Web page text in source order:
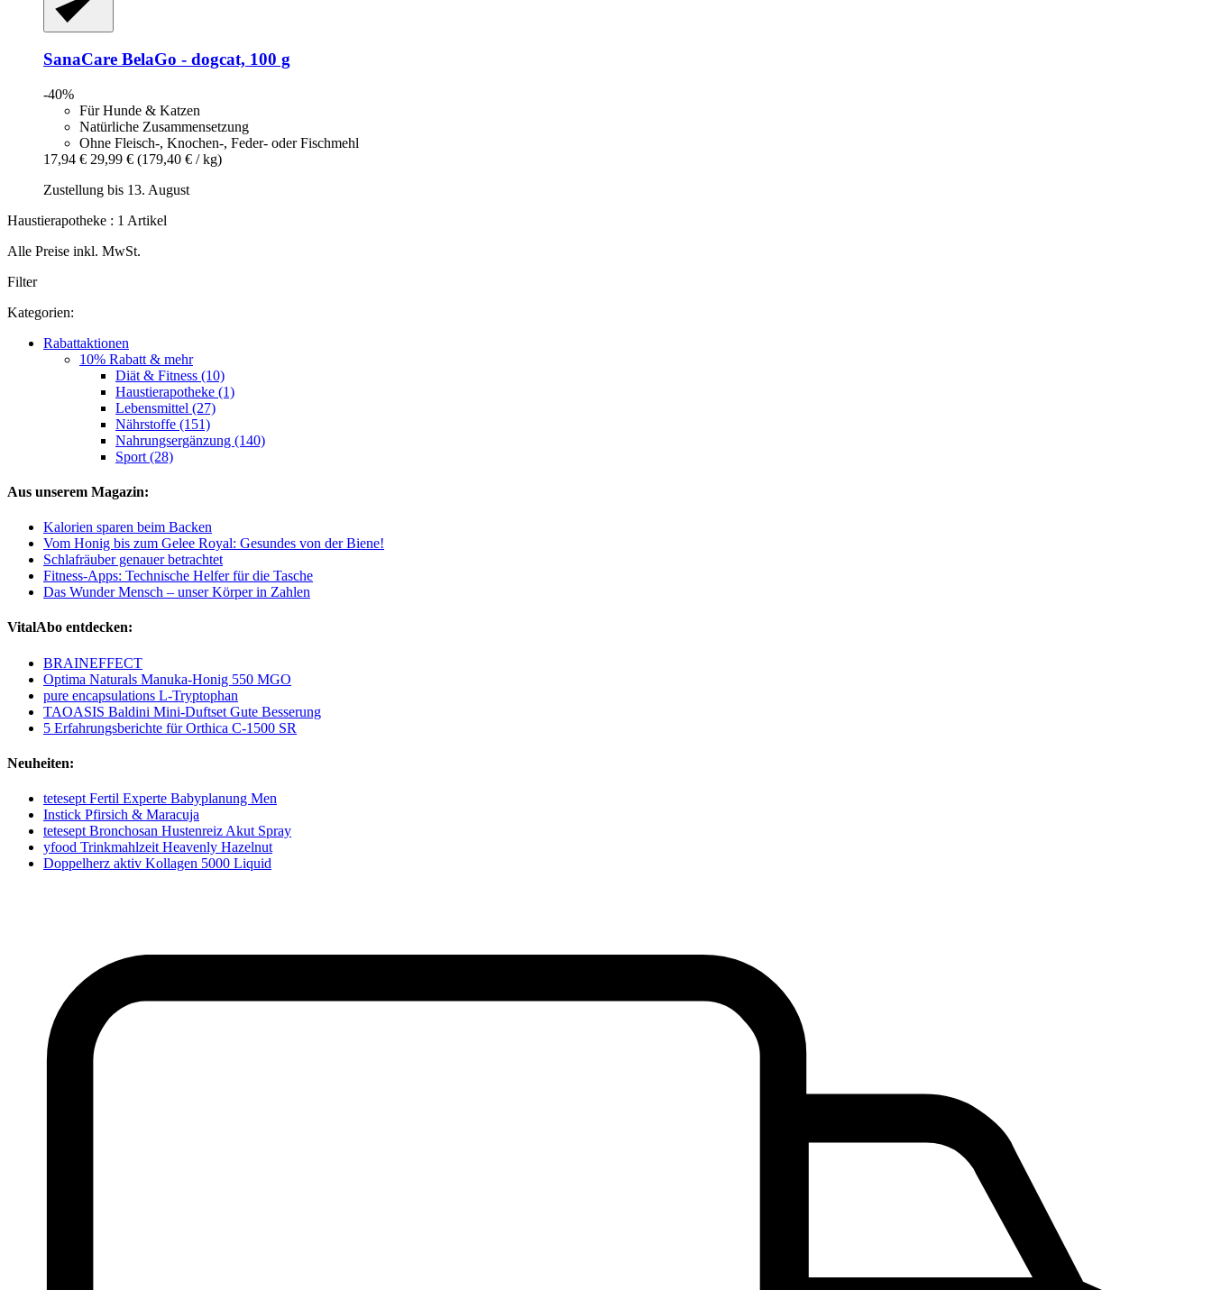
SanaCare BelaGo -​ dogcat, 100 g
-40%
Für Hunde & Katzen
Natürliche Zusammensetzung
Ohne Fleisch-, Knochen-, Feder- oder Fischmehl
17,94 € 29,99 € (179,40 € / kg)
Zustellung bis 13. August
Haustierapotheke : 1 Artikel
Alle Preise inkl. MwSt.
Filter
Kategorien:
Rabattaktionen
10% Rabatt & mehr
Diät & Fitness (10)
Haustierapotheke (1)
Lebensmittel (27)
Nährstoffe (151)
Nahrungsergänzung (140)
Sport (28)
Aus unserem Magazin:
Kalorien sparen beim Backen
Vom Honig bis zum Gelee Royal: Gesundes von der Biene!
Schlafräuber genauer betrachtet
Fitness-Apps: Technische Helfer für die Tasche
Das Wunder Mensch – unser Körper in Zahlen
VitalAbo entdecken:
BRAINEFFECT
Optima Naturals Manuka-Honig 550 MGO
pure encapsulations L-Tryptophan
TAOASIS Baldini Mini-Duftset Gute Besserung
5 Erfahrungsberichte für Orthica C-1500 SR
Neuheiten:
tetesept Fertil Experte Babyplanung Men
Instick Pfirsich & Maracuja
tetesept Bronchosan Hustenreiz Akut Spray
yfood Trinkmahlzeit Heavenly Hazelnut
Doppelherz aktiv Kollagen 5000 Liquid